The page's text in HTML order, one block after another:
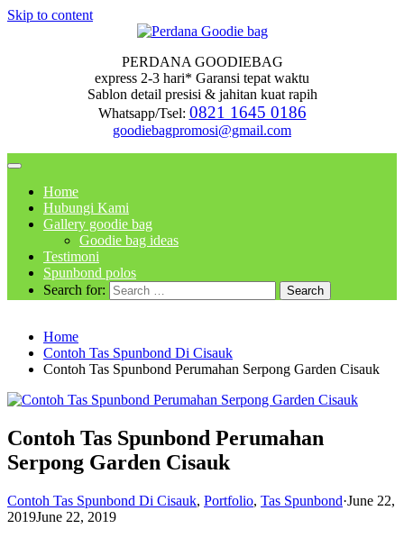
Skip to content
PERDANA GOODIEBAG
express 2-3 hari* Garansi tepat waktu
Sablon detail presisi & jahitan kuat rapih
Whatsapp/Tsel: 0821 1645 0186
goodiebagpromosi@gmail.com
Home
Hubungi Kami
Gallery goodie bag
Goodie bag ideas
Testimoni
Spunbond polos
Search for:
Home
Contoh Tas Spunbond Di Cisauk
Contoh Tas Spunbond Perumahan Serpong Garden Cisauk
Contoh Tas Spunbond Perumahan
Serpong Garden Cisauk
Contoh Tas Spunbond Di Cisauk, Portfolio, Tas Spunbond·June 22,
2019June 22, 2019